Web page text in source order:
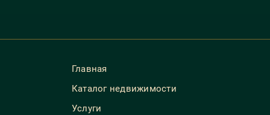
Главная
Каталог недвижимости
Услуги